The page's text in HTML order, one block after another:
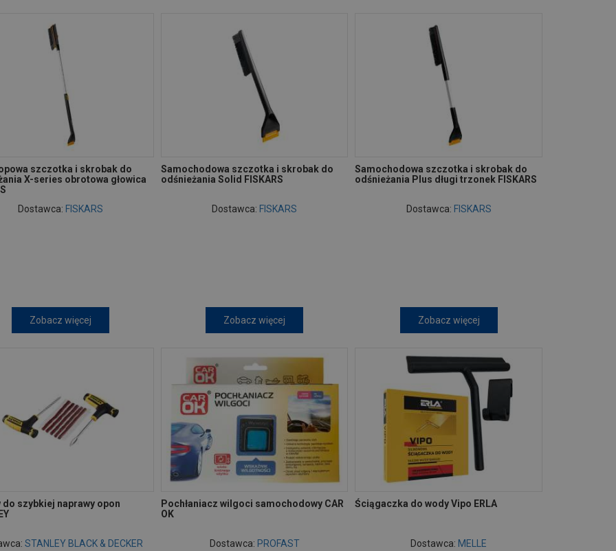
szczotka i skrobak do
X-series obrotowa głowica
Dostawca: FISKARS
Zobacz więcej
Samochodowa szczotka i skrobak do
odśnieżania Solid FISKARS
Dostawca: FISKARS
Zobacz więcej
Samochodowa szczotka i skrobak do
odśnieżania Plus długi trzonek FISKARS
Dostawca: FISKARS
Zobacz więcej
do szybkiej naprawy opon
STANLEY BLACK & DECKER
Pochłaniacz wilgoci samochodowy CAR
OK
Dostawca: PROFAST
Ściągaczka do wody Vipo ERLA
Dostawca: MELLE